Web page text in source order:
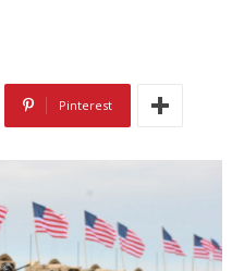
Pinterest